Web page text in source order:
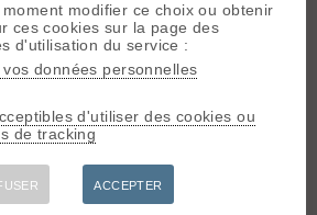
porte-skis-velo-skiloo.html?
Pour les skis et des sacoches
fais seulement la descente en
au printemps (loloag le
cadre avec 2 batteries reste à mon
qualité/prix pour ce genre d'aventure...
limite de risque de vol
modifier ce choix ou obtenir
ces cookies sur la page des
d'utilisation du service :
données personnelles
d'utiliser des cookies ou
de tracking
ACCEPTER